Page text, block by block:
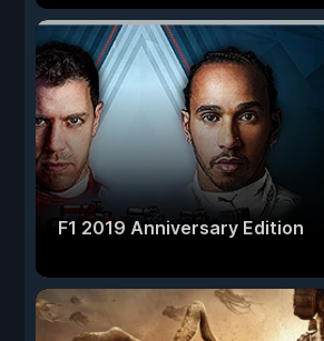
F1 2019 Anniversary Edition